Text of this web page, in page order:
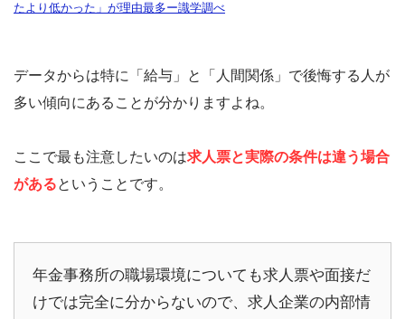
たより低かった」が理由最多ー識学調べ
データからは特に「給与」と「人間関係」で後悔する人が
多い傾向にあることが分かりますよね。
ここで最も注意したいのは求人票と実際の条件は違う場合
があるということです。
年金事務所の職場環境についても求人票や面接だ
けでは完全に分からないので、求人企業の内部情